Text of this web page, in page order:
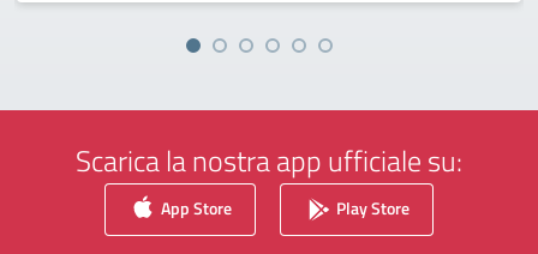
Scarica la nostra app ufficiale su:
App Store Play Store